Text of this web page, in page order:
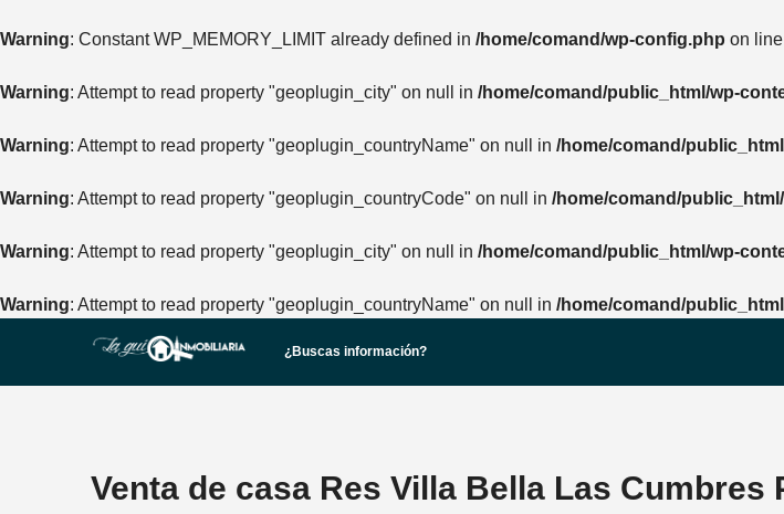
Warning: Constant WP_MEMORY_LIMIT already defined in /home/comand/wp-config.php on line
Warning: Attempt to read property "geoplugin_city" on null in /home/comand/public_html/wp-
Warning: Attempt to read property "geoplugin_countryName" on null in /home/comand/
Warning: Attempt to read property "geoplugin_countryCode" on null in /home/comand/
Warning: Attempt to read property "geoplugin_city" on null in /home/comand/public_html/wp-
Warning: Attempt to read property "geoplugin_countryName" on null in /home/comand/
¿Buscas información?
Venta de casa Res Villa Bella Las Cumbres